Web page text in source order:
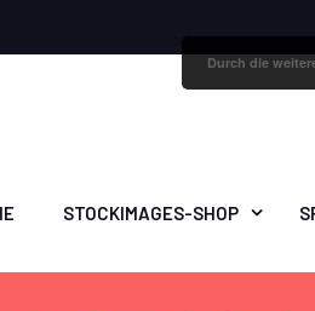
STOCKIMAGES-SHOP
Durch die